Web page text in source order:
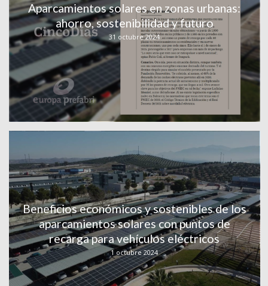
Aparcamientos solares en zonas urbanas:
ahorro, sostenibilidad y futuro
31 octubre 2024
Beneficios económicos y sostenibles de los
aparcamientos solares con puntos de
recarga para vehículos eléctricos
1 octubre 2024